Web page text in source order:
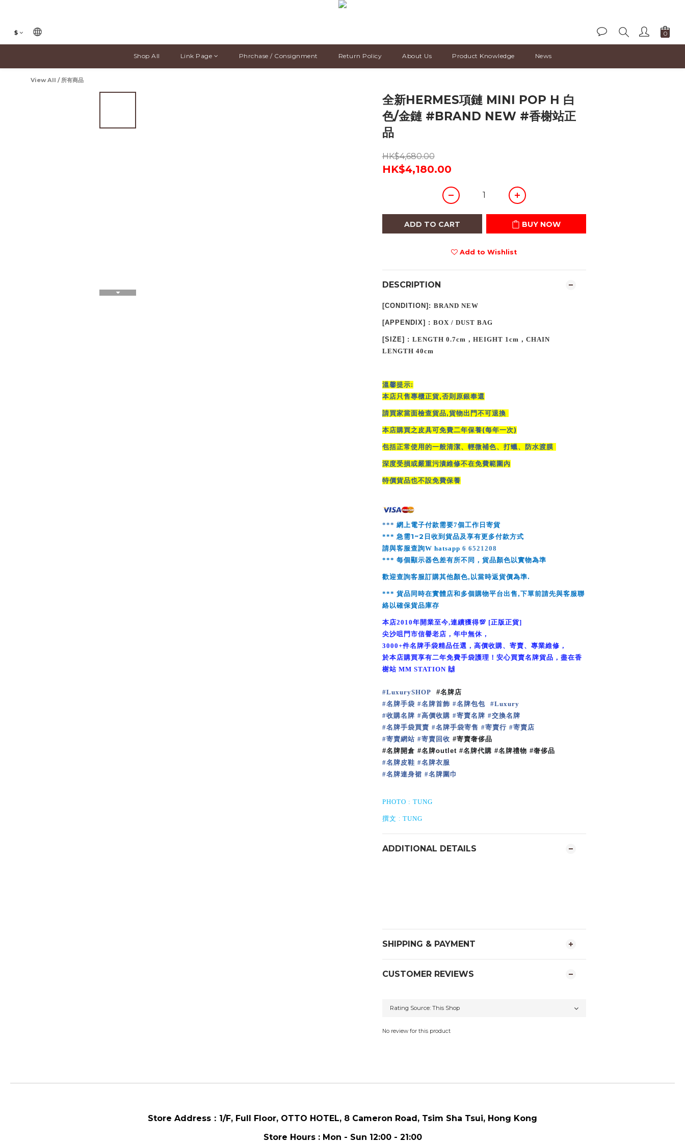
$
Shop All Link Page Phrchase / Consignment Return Policy About Us Product Knowledge News
View All / 所有商品
全新HERMES項鏈 MINI POP H 白
色/金鏈 #BRAND NEW #香榭站正
品
HK$4,680.00
HK$4,180.00
ADD TO CART BUY NOW
Add to Wishlist
DESCRIPTION
[CONDITION ]: BRAND NEW
[APPENDIX] : BOX / DUST BAG
[SIZE] : LENGTH 0.7cm ， HEIGHT 1cm ，CHAIN
LENGTH 40cm
溫馨提示:
本店只售專櫃正貨,否則原銀奉還
請買家當面檢查貨品,貨物出門不可退換
本店購買之皮具可免費二年保養(每年一次)
包括正常使用的一般清潔、輕微補色、打蠟、防水渡膜
深度受損或嚴重污漬維修不在免費範圍內
特價貨品也不設免費保養
*** 網上電子付款需要7個工作日寄貨
*** 急需1~2 日收到貨品及享有更多付款方式
請與客服查詢W hatsapp 6 6521208
*** 每個顯示器色差有所不同，貨品顏色以實物為準
歡迎查詢客服訂購其他顏色, 以當時返貨價為準.
*** 貨品同時在實體店和多個購物平台出售 ,下單前請先與客服聯
絡以確保貨品庫存
本店2010年開業至今,連續獲得💯 [正版正貨]
尖沙咀門市信譽老店，年中無休，
3000+件名牌手袋精品任選，高價收購、寄賣、專業維修，
於本店購買享有二年免費手袋護理！安心買賣名牌貨品，盡在香
榭站MM STATION 🙌
#LuxurySHOP #名牌店
#名牌手袋 #名牌首飾 #名牌包包 #Luxury
#收購名牌 #高價收購 #寄賣名牌 #交換名牌
#名牌手袋買賣 #名牌手袋寄售 #寄賣行 #寄賣店
#寄賣網站 #寄賣回收 #寄賣奢侈品
#名牌開倉 #名牌outlet #名牌代購 #名牌禮物 #奢侈品
#名牌皮鞋 #名牌衣服
#名牌連身裙 #名牌圍巾
PHOTO : TUNG
撰文 : TUNG
ADDITIONAL DETAILS
SHIPPING & PAYMENT
CUSTOMER REVIEWS
No review for this product
Store Address： 1/F, Full Floor, OTTO HOTEL, 8 Cameron Road, Tsim Sha Tsui, Hong Kong
Store Hours : Mon - Sun 12:00 - 21:00